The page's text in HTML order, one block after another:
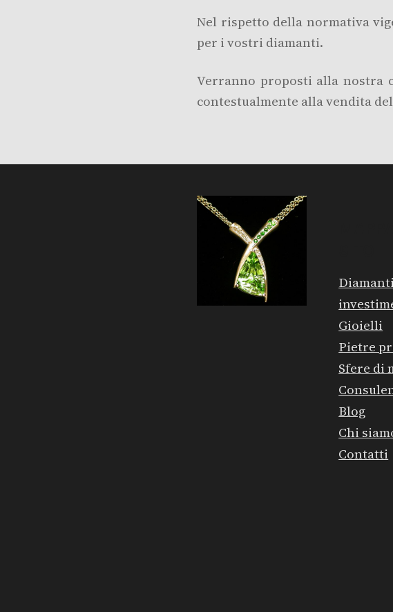
Nel rispetto della normativa
per i vostri diamanti.
Verranno proposti alla nostra
contestualmente alla vendita
Gioielli
Pietre
Sfere di
Blog
Chi
Contatti